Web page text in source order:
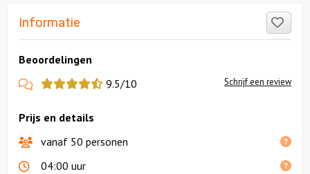
Informatie
Beoordelingen
View
reviews
9.5/10 Schrijf een review
Prijs en details
vanaf 50 personen
04:00 uur